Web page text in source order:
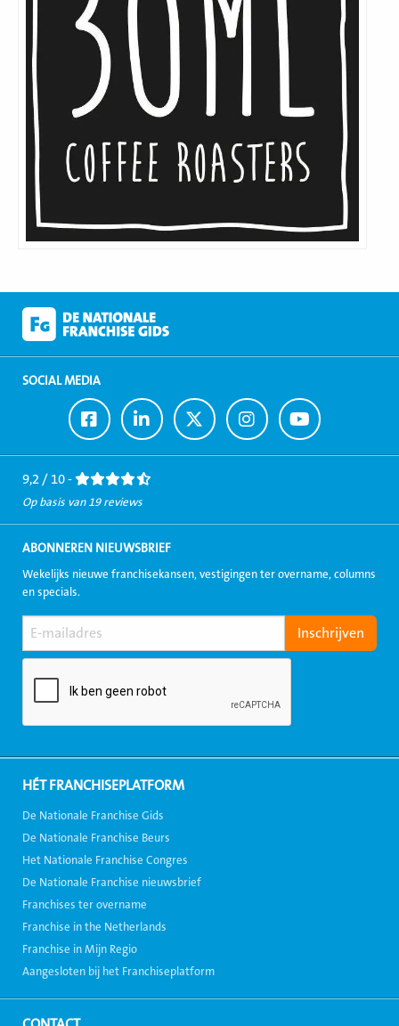
SOCIAL MEDIA
Ga
naar
Facebook
Ga
naar
LinkedIn
Ga
naar
Twitter
Ga
naar
Instagram
Ga
naar
Youtube
9,2 / 10 -
Op basis van 19 reviews
ABONNEREN NIEUWSBRIEF
Wekelijks nieuwe franchisekansen, vestigingen ter overname, columns
en specials.
HÉT FRANCHISEPLATFORM
De Nationale Franchise Gids
De Nationale Franchise Beurs
Het Nationale Franchise Congres
De Nationale Franchise nieuwsbrief
Franchises ter overname
Franchise in the Netherlands
Franchise in Mijn Regio
Aangesloten bij het Franchiseplatform